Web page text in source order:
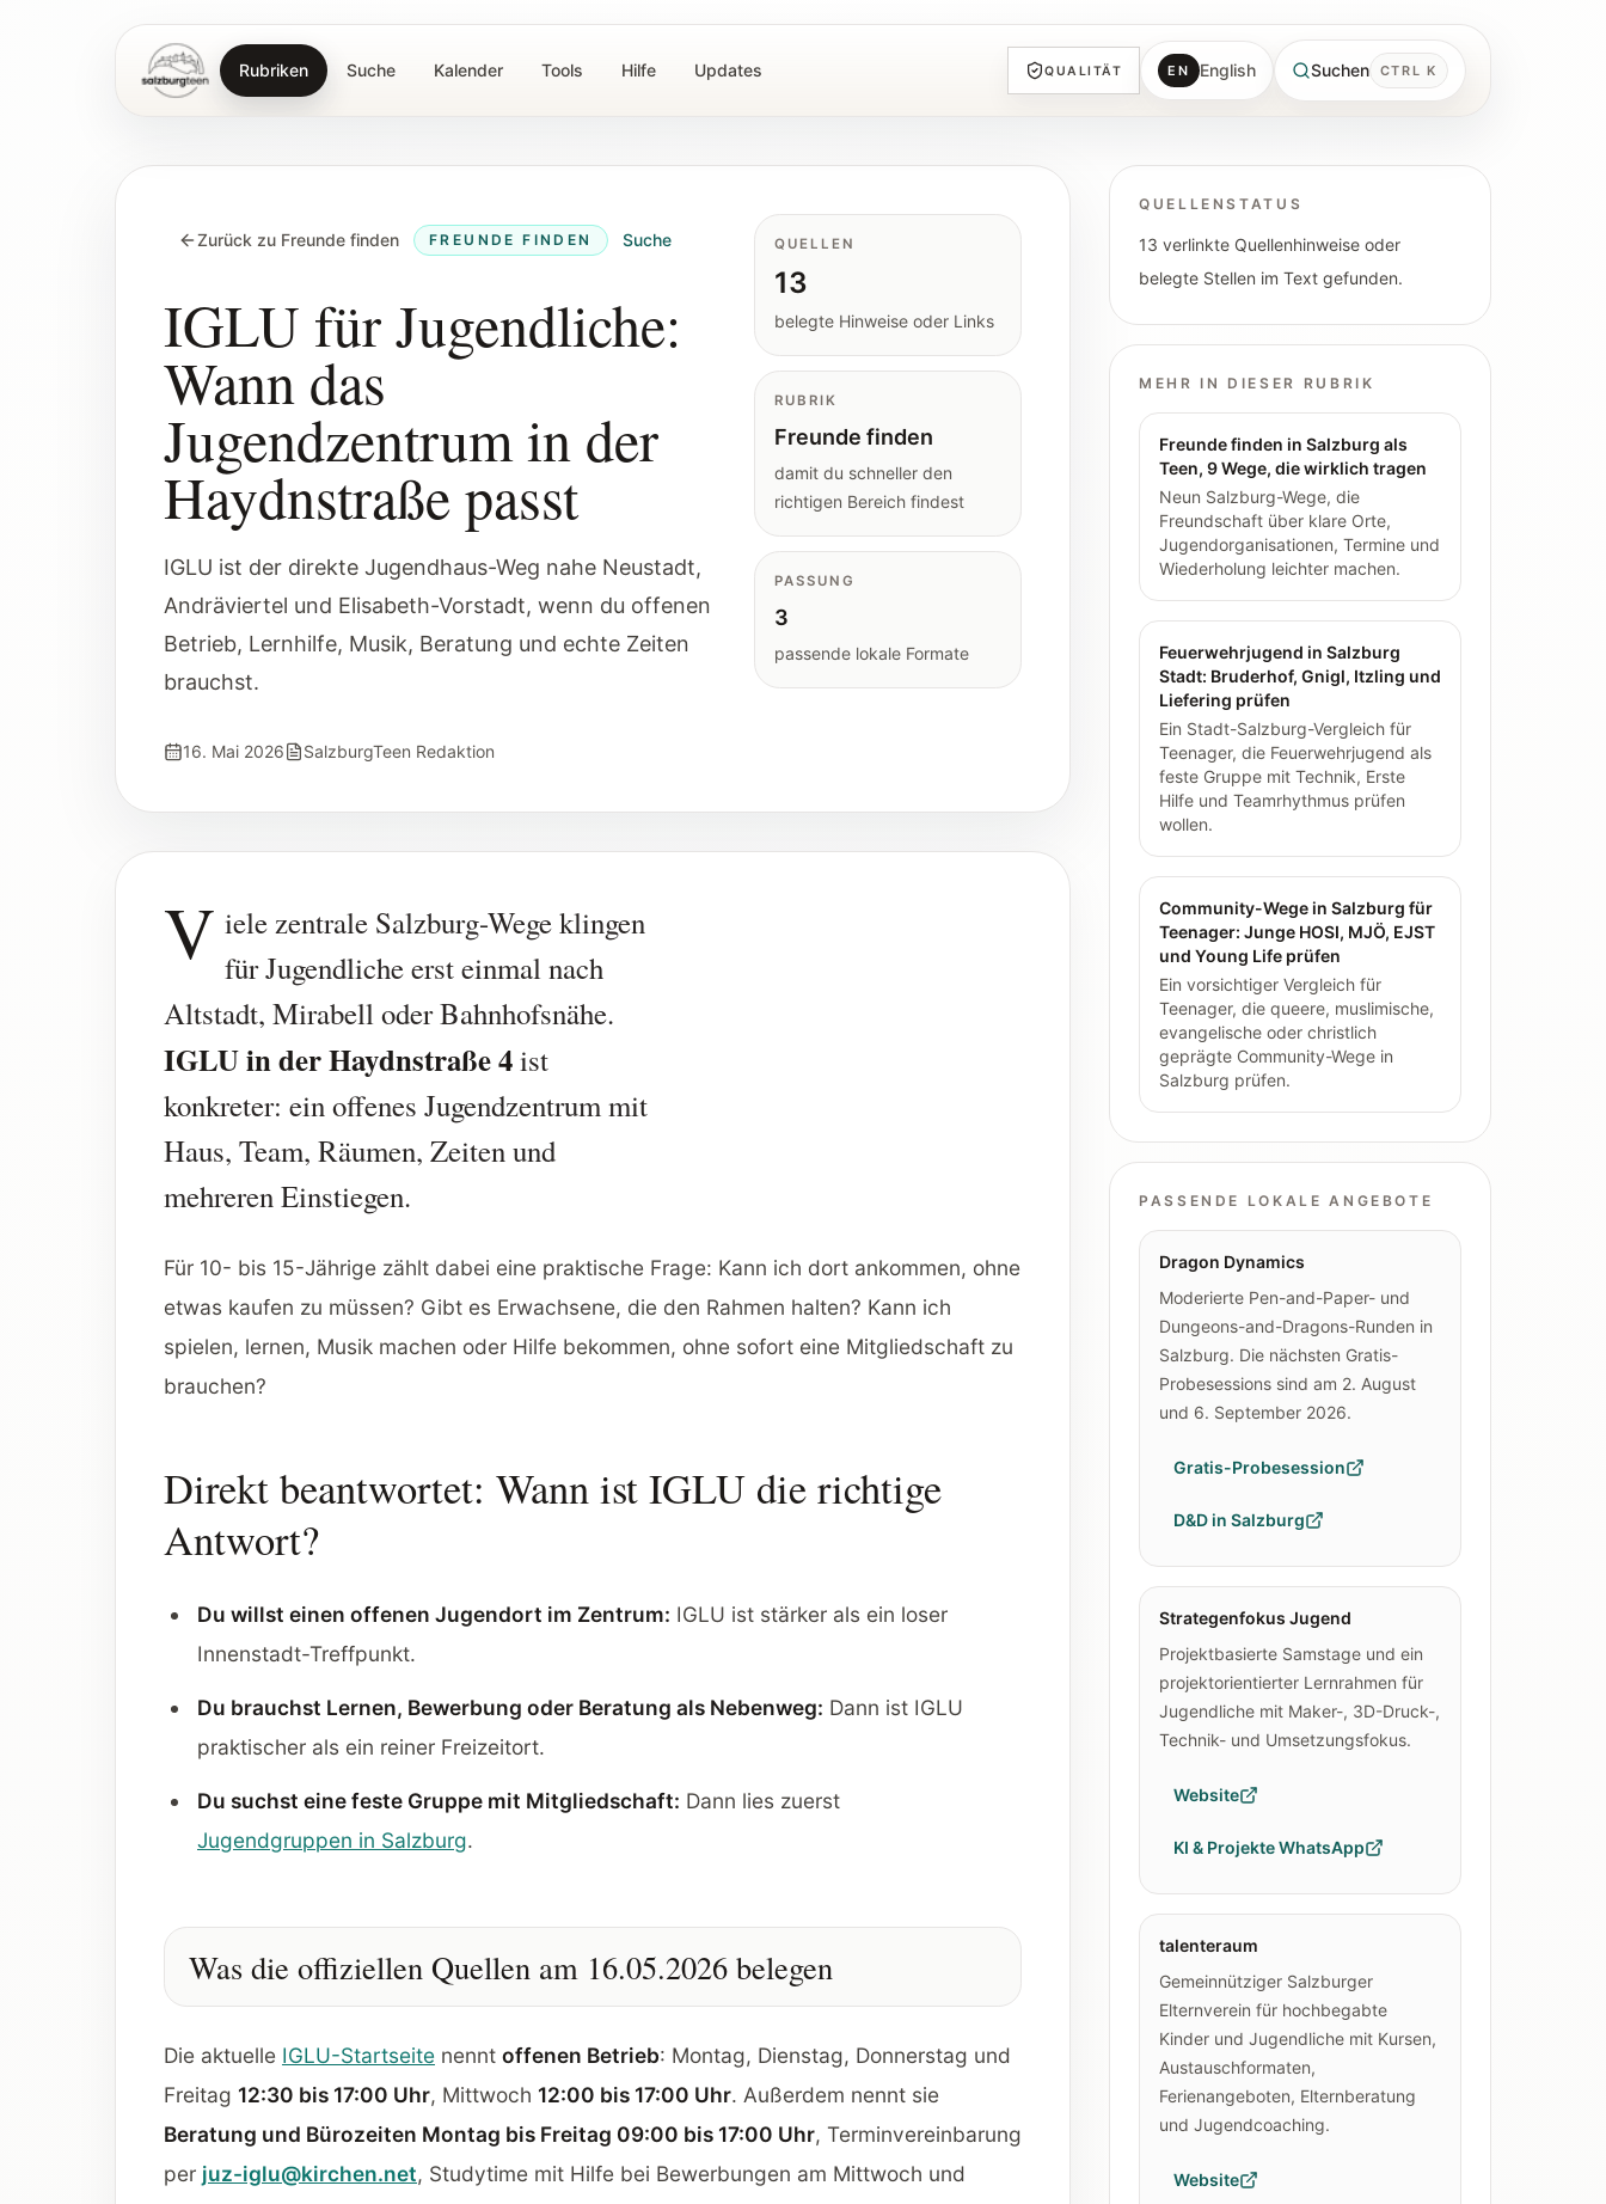
SalzburgTeenRubriken Suche Kalender Tools Hilfe Updates QUALITÄT EN English Suchen CTRL K
Zurück zu Freunde finden FREUNDE FINDEN Suche
IGLU für Jugendliche:
Wann das
Jugendzentrum in der
Haydnstraße passt
IGLU ist der direkte Jugendhaus-Weg nahe Neustadt,
Andräviertel und Elisabeth-Vorstadt, wenn du offenen
Betrieb, Lernhilfe, Musik, Beratung und echte Zeiten
brauchst.
16. Mai 2026 SalzburgTeen Redaktion
QUELLEN
13
belegte Hinweise oder Links
RUBRIK
Freunde finden
damit du schneller den
richtigen Bereich findest
PASSUNG
3
passende lokale Formate
V iele zentrale Salzburg-Wege klingen
für Jugendliche erst einmal nach
Altstadt, Mirabell oder Bahnhofsnähe.
IGLU in der Haydnstraße 4ist
konkreter: ein offenes Jugendzentrum mit
Haus, Team, Räumen, Zeiten und
mehreren Einstiegen.
Für 10- bis 15-Jährige zählt dabei eine praktische Frage: Kann ich dort ankommen, ohne
etwas kaufen zu müssen? Gibt es Erwachsene, die den Rahmen halten? Kann ich
spielen, lernen, Musik machen oder Hilfe bekommen, ohne sofort eine Mitgliedschaft zu
brauchen?
Direkt beantwortet: Wann ist IGLU die richtige
Antwort?
Du willst einen offenen Jugendort im Zentrum: IGLU ist stärker als ein loser
Innenstadt-Treffpunkt.
Du brauchst Lernen, Bewerbung oder Beratung als Nebenweg: Dann ist IGLU
praktischer als ein reiner Freizeitort.
Du suchst eine feste Gruppe mit Mitgliedschaft: Dann lies zuerst
Jugendgruppen in Salzburg.
Was die offiziellen Quellen am 16.05.2026 belegen
Die aktuelle IGLU-Startseite nennt offenen Betrieb: Montag, Dienstag, Donnerstag und
Freitag 12:30 bis 17:00 Uhr, Mittwoch 12:00 bis 17:00 Uhr. Außerdem nennt sie
Beratung und Bürozeiten Montag bis Freitag 09:00 bis 17:00 Uhr, Terminvereinbarung
per juz-iglu@kirchen.net, Studytime mit Hilfe bei Bewerbungen am Mittwoch und
QUELLENSTATUS
13 verlinkte Quellenhinweise oder
belegte Stellen im Text gefunden.
MEHR IN DIESER RUBRIK
Freunde finden in Salzburg als
Teen, 9 Wege, die wirklich tragen
Neun Salzburg-Wege, die
Freundschaft über klare Orte,
Jugendorganisationen, Termine und
Wiederholung leichter machen.
Feuerwehrjugend in Salzburg
Stadt: Bruderhof, Gnigl, Itzling und
Liefering prüfen
Ein Stadt-Salzburg-Vergleich für
Teenager, die Feuerwehrjugend als
feste Gruppe mit Technik, Erste
Hilfe und Teamrhythmus prüfen
wollen.
Community-Wege in Salzburg für
Teenager: Junge HOSI, MJÖ, EJST
und Young Life prüfen
Ein vorsichtiger Vergleich für
Teenager, die queere, muslimische,
evangelische oder christlich
geprägte Community-Wege in
Salzburg prüfen.
PASSENDE LOKALE ANGEBOTE
Dragon Dynamics
Moderierte Pen-and-Paper- und
Dungeons-and-Dragons-Runden in
Salzburg. Die nächsten Gratis-
Probesessions sind am 2. August
und 6. September 2026.
Gratis-Probesession
D&D in Salzburg
Strategenfokus Jugend
Projektbasierte Samstage und ein
projektorientierter Lernrahmen für
Jugendliche mit Maker-, 3D-Druck-,
Technik- und Umsetzungsfokus.
Website
KI & Projekte WhatsApp
talenteraum
Gemeinnütziger Salzburger
Elternverein für hochbegabte
Kinder und Jugendliche mit Kursen,
Austauschformaten,
Ferienangeboten, Elternberatung
und Jugendcoaching.
Website